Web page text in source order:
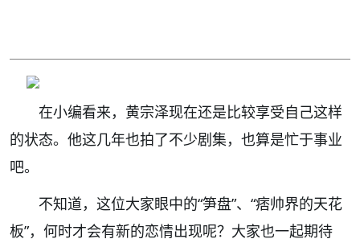
在小编看来，黄宗泽现在还是比较享受自己这样
的状态。他这几年也拍了不少剧集，也算是忙于事业
吧。
不知道，这位大家眼中的“笋盘”、“痞帅界的天花
板”，何时才会有新的恋情出现呢？大家也一起期待